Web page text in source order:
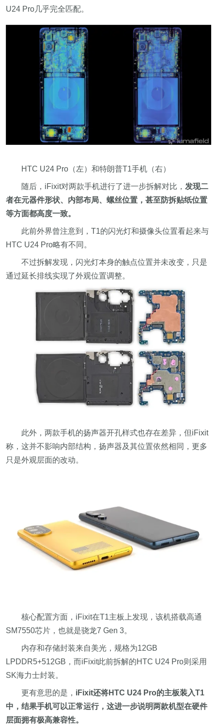
U24 Pro几乎完全匹配。
HTC U24 Pro（左）和特朗普T1手机（右）
随后，iFixit对两款手机进行了进一步拆解对比， 发现二
者在元器件形状、内部布局、螺丝位置，甚至防拆贴纸位置
等方面都高度一致。
此前外界曾注意到，T1的闪光灯和摄像头位置看起来与
HTC U24 Pro略有不同。
不过拆解发现，闪光灯本身的触点位置并未改变，只是
通过延长排线实现了外观位置调整。
此外，两款手机的扬声器开孔样式也存在差异，但iFixit
称，这并不影响内部结构，扬声器及其位置依然相同，更多
只是外观层面的改动。
核心配置方面，iFixit在T1主板上发现，该机搭载高通
SM7550芯片，也就是骁龙7 Gen 3。
内存和存储封装来自美光，规格为12GB
LPDDR5+512GB，而iFixit此前拆解的HTC U24 Pro则采用
SK海力士封装。
更有意思的是， iFixit还将HTC U24 Pro的主板装入T1
中，结果手机可以正常运行，这进一步说明两款机型在硬件
层面拥有极高兼容性。